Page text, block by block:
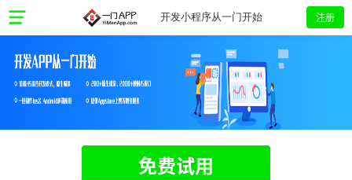
开发小程序从一门开始 注册
免费试用